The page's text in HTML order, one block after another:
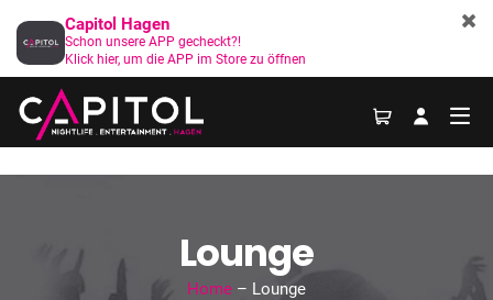
Lounge
Home– Lounge
Capitol Hagen
Schon unsere APP gecheckt?!
Klick hier, um die APP im Store zu öffnen